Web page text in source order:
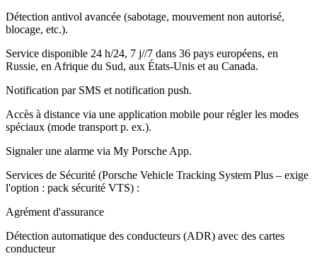
Détection antivol avancée (sabotage, mouvement non autorisé,
blocage, etc.).
Service disponible 24 h/24, 7 j//7 dans 36 pays européens, en
Russie, en Afrique du Sud, aux États-Unis et au Canada.
Notification par SMS et notification push.
Accès à distance via une application mobile pour régler les modes
spéciaux (mode transport p. ex.).
Signaler une alarme via My Porsche App.
Services de Sécurité (Porsche Vehicle Tracking System Plus – exige
l'option : pack sécurité VTS) :
Agrément d'assurance
Détection automatique des conducteurs (ADR) avec des cartes
conducteur